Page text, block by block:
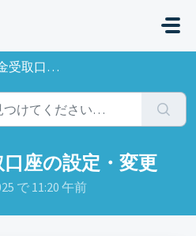
の設定・変更
座の設定・変更
で 11:20 午前